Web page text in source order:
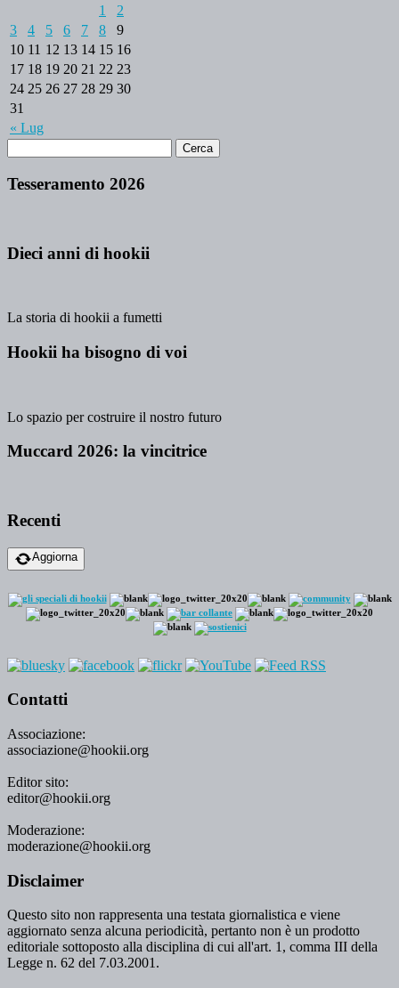
« Lug
1
2
3
4 5 6 7 8
9
10 11 12 13 14 15 16
17 18 19 20 21 22 23
24 25 26 27 28 29 30
31
Tesseramento 2026
Dieci anni di hookii
La storia di hookii a fumetti
Hookii ha bisogno di voi
Lo spazio per costruire il nostro futuro
Muccard 2026: la vincitrice
Recenti
Aggiorna
Contatti
Associazione:
associazione@hookii.org
Editor sito:
editor@hookii.org
Moderazione:
moderazione@hookii.org
Disclaimer
Questo sito non rappresenta una testata giornalistica e viene
aggiornato senza alcuna periodicità, pertanto non è un prodotto
editoriale sottoposto alla disciplina di cui all'art. 1, comma III della
Legge n. 62 del 7.03.2001.